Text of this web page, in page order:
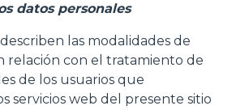
datos personales
las modalidades de
relación con el tratamiento de
de los usuarios que
servicios web del presente sitio